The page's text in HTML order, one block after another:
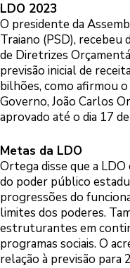
LDO 2023
O presidente da
Traiano (PSD),
de Diretrizes
previsão inicial de
bilhões, como afirmou
Governo, João Carlos
aprovado até o dia 17
Metas da LDO
Ortega disse que a
do poder público
progressões do
limites dos poderes.
estruturantes em
programas sociais. O
relação à previsão para